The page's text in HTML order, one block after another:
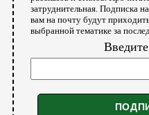
затруднительная. Подписка
вам на почту будут
выбранной тематике за